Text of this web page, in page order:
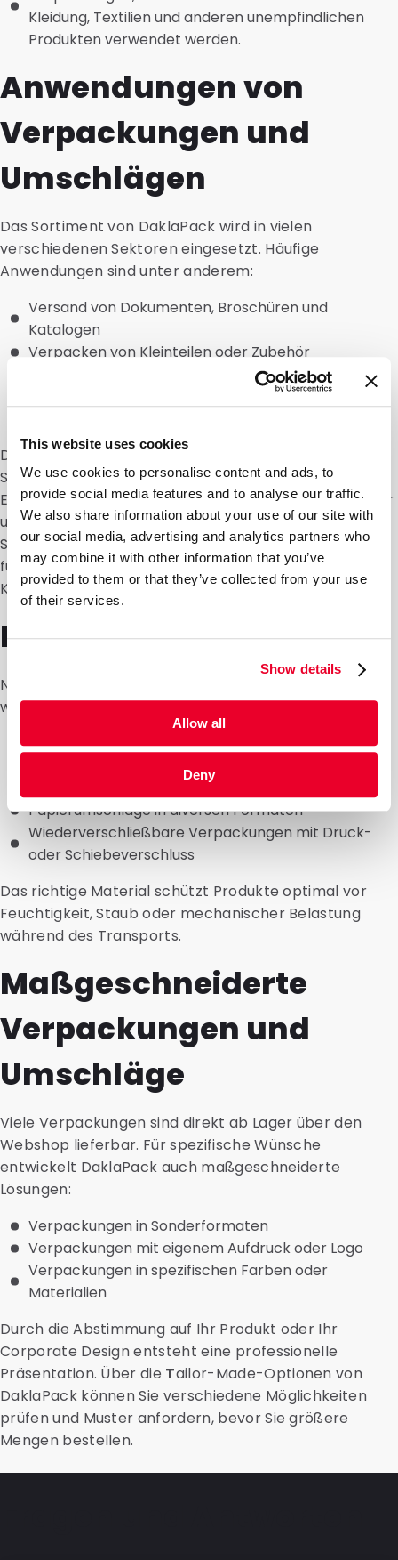
This website uses cookies
We use cookies to personalise content and ads, to
provide social media features and to analyse our traffic.
We also share information about your use of our site with
our social media, advertising and analytics partners who
may combine it with other information that you’ve
provided to them or that they’ve collected from your use
of their services.
Show details
Allow all
Deny
Kleidung, Textilien und anderen unempfindlichen
Produkten verwendet werden.
Anwendungen von
Verpackungen und
Umschlägen
Das Sortiment von DaklaPack wird in vielen
verschiedenen Sektoren eingesetzt. Häufige
Anwendungen sind unter anderem:
Versand von Dokumenten, Broschüren und
Katalogen
Verpacken von Kleinteilen oder Zubehör
Schutz von Produkten während des Transports
Präsentation von Produkten im Einzelhandel
Die Verpackungen eignen sich für Produkte wie
Schmuck, Textilien, Nahrungsergänzungsmittel,
Ersatzteile, Bedienungsanleitungen, Computerzubehör
und Büroartikel. Zudem bietet DaklaPack
Spezialverpackungen an, etwa Vakuumverpackungen
für Dokumente oder Industrieverpackungen mit
Kopierschutz für Fotos.
Design und Materialien
Neben der Funktionalität spielt das Material eine
wichtige Rolle. Im Sortiment finden Sie:
Kunststoffverpackungen aus PE oder anderen
Verpackungen aus verschiedenen Laminaten
Papierumschläge in diversen Formaten
Wiederverschließbare Verpackungen mit Druck-
oder Schiebeverschluss
Das richtige Material schützt Produkte optimal vor
Feuchtigkeit, Staub oder mechanischer Belastung
während des Transports.
Maßgeschneiderte
Verpackungen und
Umschläge
Viele Verpackungen sind direkt ab Lager über den
Webshop lieferbar. Für spezifische Wünsche
entwickelt DaklaPack auch maßgeschneiderte
Lösungen:
Verpackungen in Sonderformaten
Verpackungen mit eigenem Aufdruck oder Logo
Verpackungen in spezifischen Farben oder
Materialien
Durch die Abstimmung auf Ihr Produkt oder Ihr
Corporate Design entsteht eine professionelle
Präsentation. Über die Tailor-Made-Optionen von
DaklaPack können Sie verschiedene Möglichkeiten
prüfen und Muster anfordern, bevor Sie größere
Mengen bestellen.